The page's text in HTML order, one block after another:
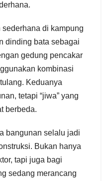
di kampung
dinding bata sebagai
gedung pencakar
kombinasi
Keduanya
tetapi “jiwa” yang
berbeda.
bangunan selalu jadi
Bukan hanya
tapi juga bagi
sedang merancang